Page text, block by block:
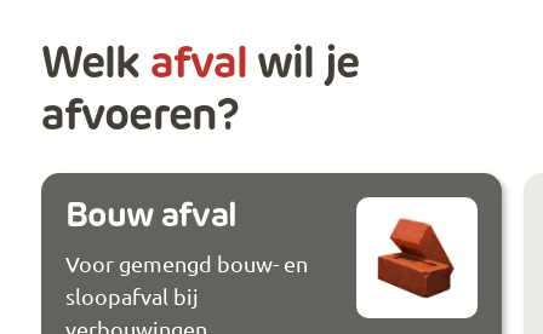
Welk afval wil je
afvoeren?
Bouw afval
Voor gemengd bouw- en
sloopafval bij